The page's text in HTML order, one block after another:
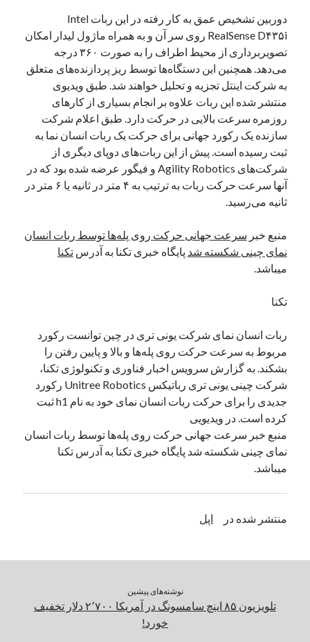
نوامبر 2024
سپتامبر 2024
آگوست 2024
جولای 2024
می 2024
آوریل 2024
مارس 2024
فوریه 2024
ژانویه 2024
دسامبر 2023
اکتبر 2023
سپتامبر 2023
آگوست 2023
دسته‌ها
اپل
دسته‌بندی نشده
دوربین تشخیص عمق به کار رفته در این ربات Intel
RealSense D۴۳۵i روی سر آن و به همراه ماژول لیدار امکان
تصویربرداری از محیط اطراف را به صورت ۳۶۰ درجه
می‌دهد. همچنین این دستگاه‌ها توسط ریز پردازنده‌های متعلق
به شرکت اینتل تجزیه و تحلیل خواهند شد. طبق ویدیوی
منتشر شده این ربات علاوه بر انجام بسیاری از کارهای
روزمره سرعت بالایی در حرکت دارد. طبق اعلام شرکت
سازنده یک رکورد جهانی برای حرکت یک ربات انسان نما به
ثبت رسیده است. پیش از این ربات‌های دوپای دیگری از
شرکت‌های Agility Robotics و فیگور عرضه شده بود که در
آنها سرعت حرکت ربات به ترتیب به ۴ متر در ثانیه یا ۶ متر در
ثانیه می‌رسید.
منبع خبر سرعت جهانی حرکت روی پله‌ها توسط ربات انسان
نمای چینی شکسته شد پایگاه خبری تکنا به آدرستکنا
میباشد.
تکنا
ربات انسان نمای شرکت یونی تری در چین توانست رکورد
مربوط به سرعت حرکت روی پله‌ها و بالا و پایین رفتن را
بشکند. به گزارش سرویس اخبار فناوری و تکنولوژی تکنا،
شرکت چینی یونی تری رباتیکس Unitree Robotics رکورد
جدیدی را برای حرکت ربات انسان نمای خود به نام h1 ثبت
کرده است. در ویدیویی
منبع خبر سرعت جهانی حرکت روی پله‌ها توسط ربات انسان
نمای چینی شکسته شد پایگاه خبری تکنا به آدرس تکنا
میباشد.
منتشر شده در اپل
نوشته‌های پیشین
تلویزیون ۸۵ اینچ سامسونگ در آمریکا ۲٬۷۰۰ دلار تخفیف
خورد!